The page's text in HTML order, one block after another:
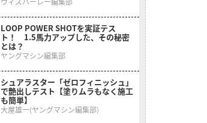
LOOP POWER SHOTを実証テス
ト！ 1.5馬力アップした、その秘密
とは？
ヤングマシン編集部
シュアラスター「ゼロフィニッシュ」
で艶出しテスト【塗りムラもなく施工
も簡単】
大屋雄一(ヤングマシン編集部)